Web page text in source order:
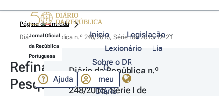
Jornal Oficial
da República
Portuguesa
Início
Legislação
Lexionário
Lia
Sobre o DR
Ajuda
O
meu
Diário
Página de entrada
Diário da República n.º 248/2015, Série I de 2015-12-21
Refinar
Pesquisa
Diário da República n.º
248/2015, Série I de